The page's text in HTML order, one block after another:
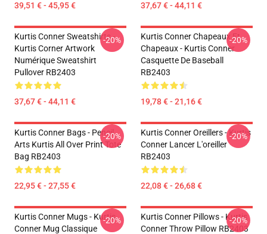
39,51 € - 45,95 € 37,67 € - 44,11 €
Kurtis Conner Sweatshirts -
Kurtis Corner Artwork
Numérique Sweatshirt
Pullover RB2403
37,67 € - 44,11 €
-20%
Kurtis Conner Chapeaux Et
Chapeaux - Kurtis Conner
Casquette De Baseball
RB2403
19,78 € - 21,16 €
-20%
Kurtis Conner Bags - Pencil
Arts Kurtis All Over Print Tote
Bag RB2403
22,95 € - 27,55 €
-20%
Kurtis Conner Oreillers - Kurtis
Conner Lancer L'oreiller
RB2403
22,08 € - 26,68 €
-20%
Kurtis Conner Mugs - Kurtis
Conner Mug Classique
-20%
Kurtis Conner Pillows - Kurtis
Conner Throw Pillow RB2403
-20%